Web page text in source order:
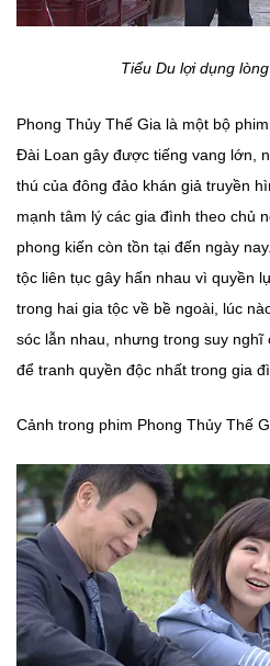
Tiểu Du lợi dụng
Phong Thủy Thế Gia là một bộ
Đài Loan gây được tiếng vang lớn,
thú của đông đảo khán giả truyền
mạnh tâm lý các gia đình theo chủ
phong kiến còn tồn tại đến ngày
tộc liên tục gây hấn nhau vì quyền
trong hai gia tộc về bề ngoài, lúc
sóc lẫn nhau, nhưng trong suy
để tranh quyền độc nhất trong gia
Cảnh trong phim Phong Thủy Thế